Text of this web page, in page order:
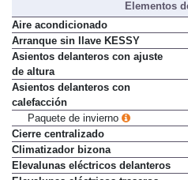
Elementos
Aire acondicionado
Arranque sin llave KESSY
Asientos delanteros con ajuste
de altura
Asientos delanteros con
calefacción
Paquete de invierno
Cierre centralizado
Climatizador bizona
Elevalunas eléctricos delanteros